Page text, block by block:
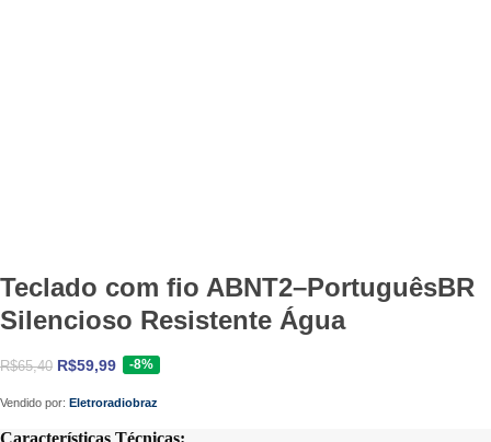
Teclado com fio ABNT2–PortuguêsBR
Silencioso Resistente Água
R$65,40 R$59,99 -8%
Vendido por: Eletroradiobraz
Características Técnicas: